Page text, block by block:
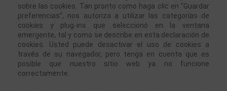
sobre las cookies. Tan pronto como haga clic en “Guardar
preferencias”, nos autoriza a utilizar las categorías de
cookies y plug-ins que seleccionó en la ventana
emergente, tal y como se describe en esta declaración de
cookies. Usted puede desactivar el uso de cookies a
través de su navegador, pero tenga en cuenta que es
posible que nuestro sitio web ya no funcione
correctamente.